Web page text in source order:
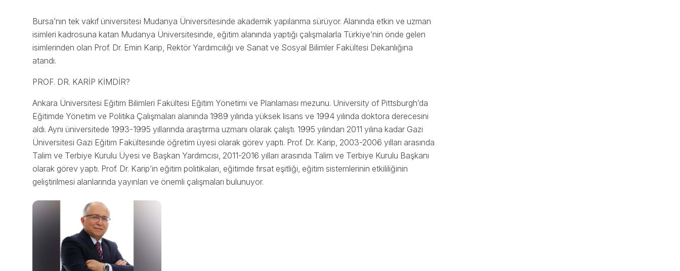
Bursa’nın tek vakıf üniversitesi Mudanya Üniversitesinde akademik yapılanma sürüyor. Alanında etkin ve uzman
isimleri kadrosuna katan Mudanya Üniversitesinde, eğitim alanında yaptığı çalışmalarla Türkiye’nin önde gelen
isimlerinden olan Prof. Dr. Emin Karip, Rektör Yardımcılığı ve Sanat ve Sosyal Bilimler Fakültesi Dekanlığına
atandı.
PROF. DR. KARİP KİMDİR?
Ankara Üniversitesi Eğitim Bilimleri Fakültesi Eğitim Yönetimi ve Planlaması mezunu. University of Pittsburgh’da
Eğitimde Yönetim ve Politika Çalışmaları alanında 1989 yılında yüksek lisans ve 1994 yılında doktora derecesini
aldı. Aynı üniversitede 1993-1995 yıllarında araştırma uzmanı olarak çalıştı. 1995 yılından 2011 yılına kadar Gazi
Üniversitesi Gazi Eğitim Fakültesinde öğretim üyesi olarak görev yaptı. Prof. Dr. Karip, 2003-2006 yılları arasında
Talim ve Terbiye Kurulu Üyesi ve Başkan Yardımcısı, 2011-2016 yılları arasında Talim ve Terbiye Kurulu Başkanı
olarak görev yaptı. Prof. Dr. Karip’in eğitim politikaları, eğitimde fırsat eşitliği, eğitim sistemlerinin etkililiğinin
geliştirilmesi alanlarında yayınları ve önemli çalışmaları bulunuyor.